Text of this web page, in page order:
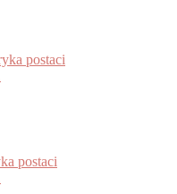
postaci
postaci